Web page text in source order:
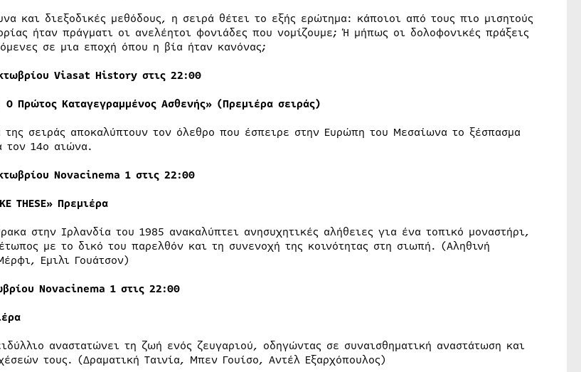
και διεξοδικές μεθόδους, η σειρά θέτει το εξής ερώτημα: κάποιοι από τους πιο μισητούς
ήταν πράγματι οι ανελέητοι φονιάδες που νομίζουμε; Ή μήπως οι δολοφονικές πράξεις
σε μια εποχή όπου η βία ήταν κανόνας;
Viasat History στις 22:00
Πρώτος Καταγεγραμμένος Ασθενής» (Πρεμιέρα σειράς)
της σειράς αποκαλύπτουν τον όλεθρο που έσπειρε στην Ευρώπη του Μεσαίωνα το ξέσπασμα
τον 14ο αιώνα.
Νovacinema 1 στις 22:00
THESE» Πρεμιέρα
στην Ιρλανδία του 1985 ανακαλύπτει ανησυχητικές αλήθειες για ένα τοπικό μοναστήρι,
με το δικό του παρελθόν και τη συνενοχή της κοινότητας στη σιωπή. (Αληθινή
Εμιλι Γουάτσον)
Νovacinema 1 στις 22:00
αναστατώνει τη ζωή ενός ζευγαριού, οδηγώντας σε συναισθηματική αναστάτωση και
τους. (Δραματική Ταινία, Μπεν Γουίσο, Αντέλ Εξαρχόπουλος)